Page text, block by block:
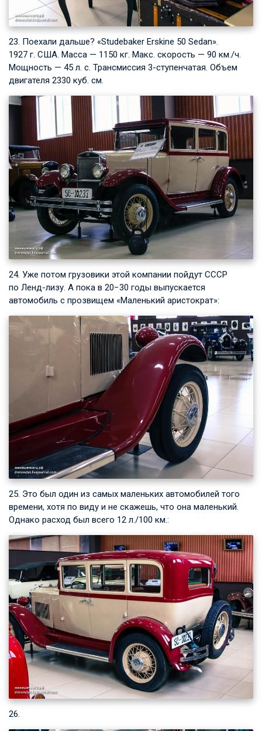
23. Поехали дальше? «Studebaker Erskine 50 Sedan».
1927 г. США. Масса — 1150 кг. Макс. скорость — 90 км./ч.
Мощность — 45 л. с. Трансмиссия 3-ступенчатая. Объем
двигателя 2330 куб. см.
24. Уже потом грузовики этой компании пойдут СССР
по Ленд-лизу. А пока в 20−30 годы выпускается
автомобиль с прозвищем «Маленький аристократ»:
25. Это был один из самых маленьких автомобилей того
времени, хотя по виду и не скажешь, что она маленький.
Однако расход был всего 12 л./100 км.:
26.